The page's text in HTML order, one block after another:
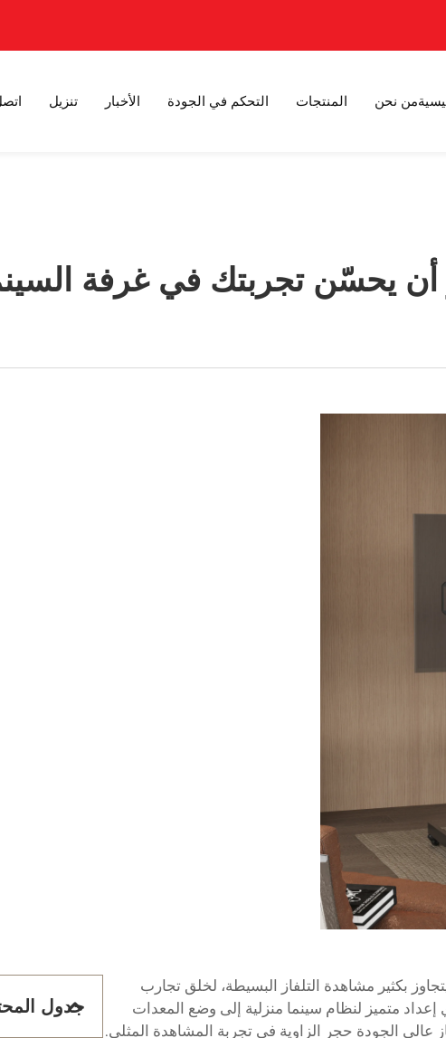
من نحن المنتجات التحكم في الجودة الأخبار تنزيل
يحسّن تجربتك في غرفة
بكثير مشاهدة التلفاز البسيطة، لخلق تجارب
متميز لنظام سينما منزلية إلى وضع المعدات
الجودة حجر الزاوية في تجربة المشاهدة المثلى.
جدول